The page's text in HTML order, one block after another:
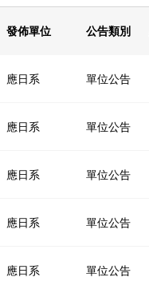
發佈單位 公告類別
應日系 單位公告
應日系 單位公告
應日系 單位公告
應日系 單位公告
應日系 單位公告